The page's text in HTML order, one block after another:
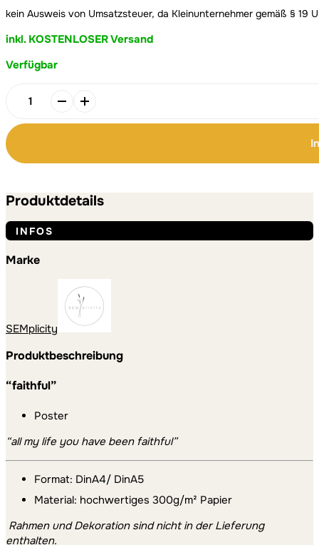
kein Ausweis von Umsatzsteuer, da Kleinunternehmer gemäß § 19
inkl. KOSTENLOSER Versand
Verfügbar
Poster
"faithful"
Produktdetails
INFOS
Marke
SEMplicity
Produktbeschreibung
“faithful”
Poster
“all my life you have been faithful”
Format: DinA4/ DinA5
Material: hochwertiges 300g/m² Papier
Rahmen und Dekoration sind nicht in der Lieferung
enthalten.